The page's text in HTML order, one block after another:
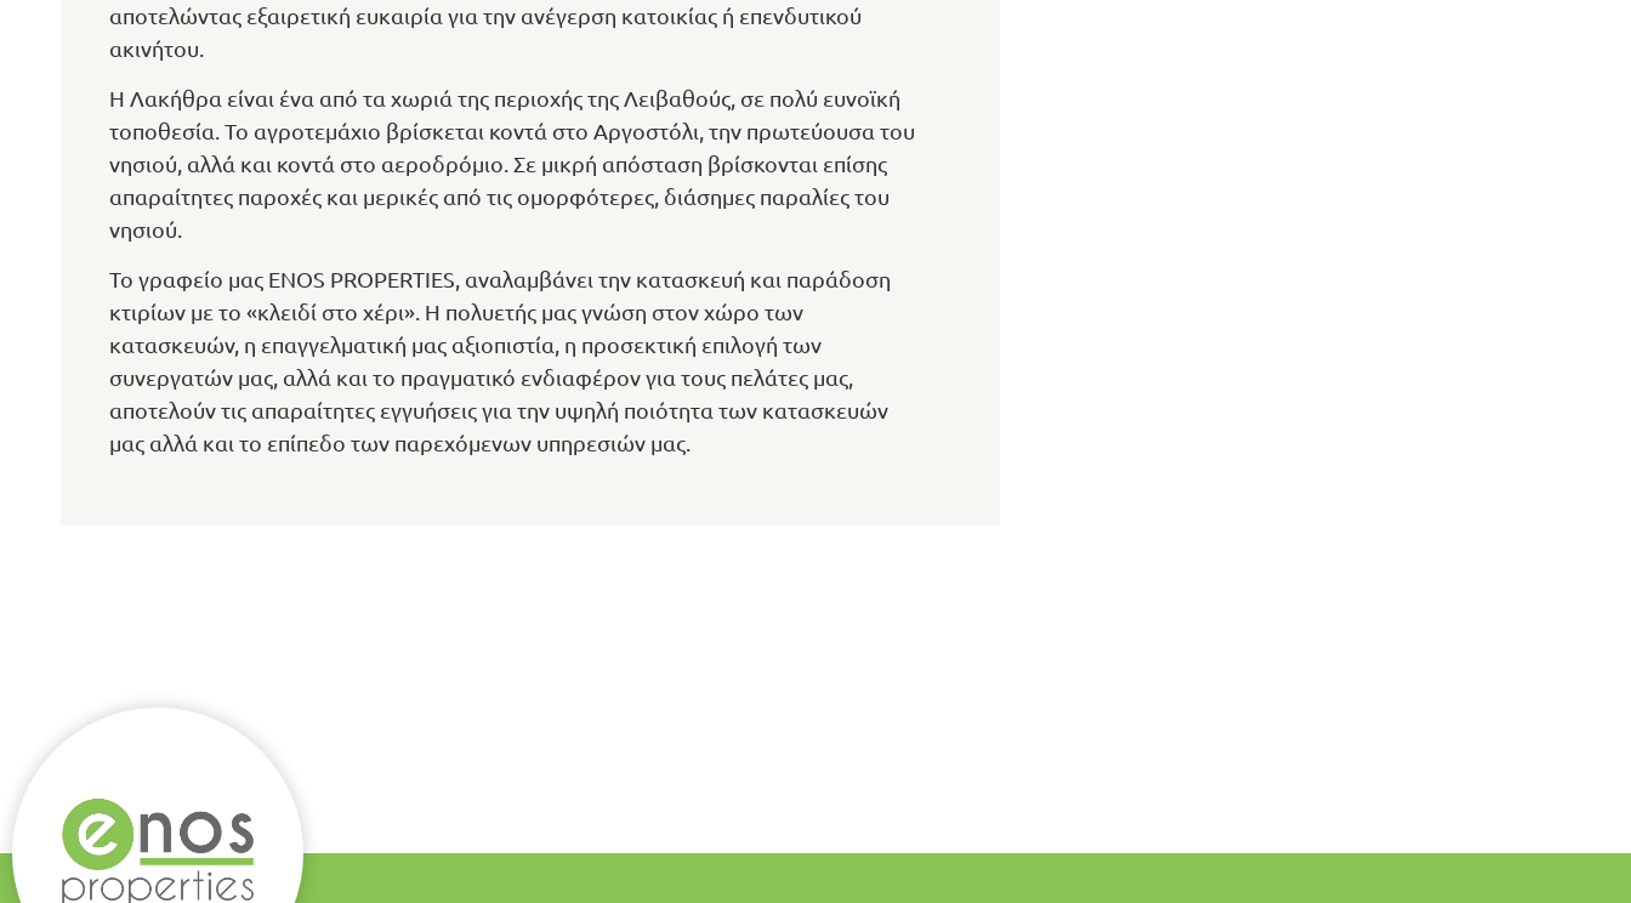
αποτελώντας εξαιρετική ευκαιρία για την ανέγερση κατοικίας ή επενδυτικού
ακινήτου.
Η Λακήθρα είναι ένα από τα χωριά της περιοχής της Λειβαθούς, σε πολύ ευνοϊκή
τοποθεσία. Το αγροτεμάχιο βρίσκεται κοντά στο Αργοστόλι, την πρωτεύουσα του
νησιού, αλλά και κοντά στο αεροδρόμιο. Σε μικρή απόσταση βρίσκονται επίσης
απαραίτητες παροχές και μερικές από τις ομορφότερες, διάσημες παραλίες του
νησιού.
Το γραφείο μας ENOS PROPERTIES, αναλαμβάνει την κατασκευή και παράδοση
κτιρίων με το «κλειδί στο χέρι». Η πολυετής μας γνώση στον χώρο των
κατασκευών, η επαγγελματική μας αξιοπιστία, η προσεκτική επιλογή των
συνεργατών μας, αλλά και το πραγματικό ενδιαφέρον για τους πελάτες μας,
αποτελούν τις απαραίτητες εγγυήσεις για την υψηλή ποιότητα των κατασκευών
μας αλλά και το επίπεδο των παρεχόμενων υπηρεσιών μας.